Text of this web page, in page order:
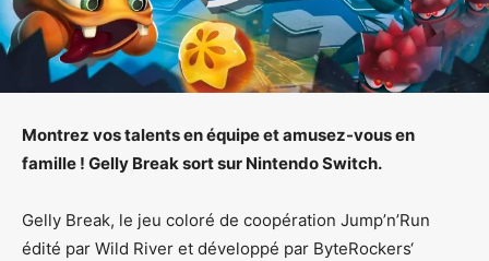
Montrez vos talents en équipe et amusez-vous en
famille ! Gelly Break sort sur Nintendo Switch.
Gelly Break, le jeu coloré de coopération Jump’n’Run
édité par Wild River et développé par ByteRockers‘